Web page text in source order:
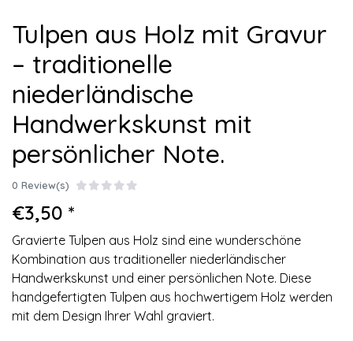
Tulpen aus Holz mit Gravur
– traditionelle
niederländische
Handwerkskunst mit
persönlicher Note.
0 Review(s)
€3,50 *
Gravierte Tulpen aus Holz sind eine wunderschöne
Kombination aus traditioneller niederländischer
Handwerkskunst und einer persönlichen Note. Diese
handgefertigten Tulpen aus hochwertigem Holz werden
mit dem Design Ihrer Wahl graviert.